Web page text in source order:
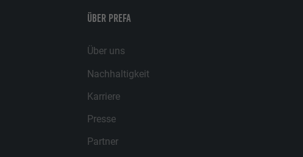
ÜBER PREFA
Über uns
Nachhaltigkeit
Karriere
Presse
Partner